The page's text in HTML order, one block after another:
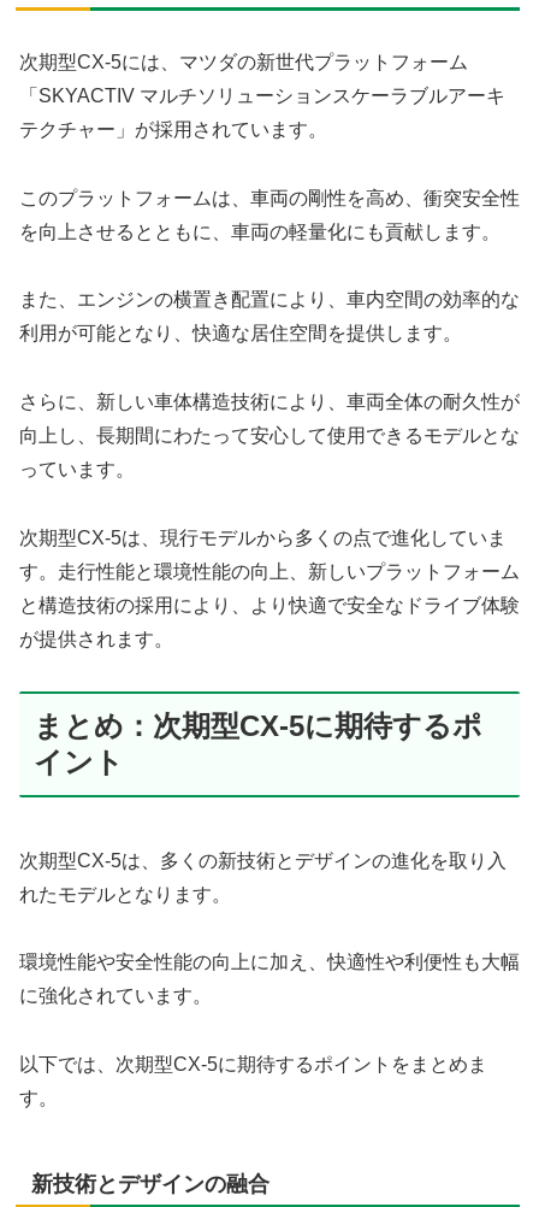
次期型CX-5には、マツダの新世代プラットフォーム
「SKYACTIV マルチソリューションスケーラブルアーキ
テクチャー」が採用されています。
このプラットフォームは、車両の剛性を高め、衝突安全性
を向上させるとともに、車両の軽量化にも貢献します。
また、エンジンの横置き配置により、車内空間の効率的な
利用が可能となり、快適な居住空間を提供します。
さらに、新しい車体構造技術により、車両全体の耐久性が
向上し、長期間にわたって安心して使用できるモデルとな
っています。
次期型CX-5は、現行モデルから多くの点で進化していま
す。走行性能と環境性能の向上、新しいプラットフォーム
と構造技術の採用により、より快適で安全なドライブ体験
が提供されます。
まとめ：次期型CX-5に期待するポ
イント
次期型CX-5は、多くの新技術とデザインの進化を取り入
れたモデルとなります。
環境性能や安全性能の向上に加え、快適性や利便性も大幅
に強化されています。
以下では、次期型CX-5に期待するポイントをまとめま
す。
新技術とデザインの融合